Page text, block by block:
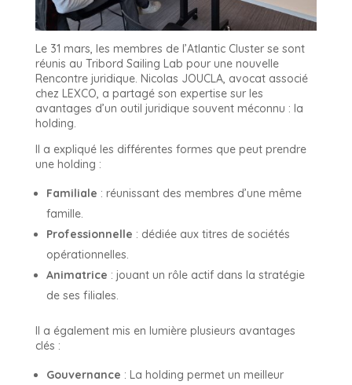
Le 31 mars, les membres de l’Atlantic Cluster se sont
réunis au Tribord Sailing Lab pour une nouvelle
Rencontre juridique. Nicolas JOUCLA, avocat associé
chez LEXCO, a partagé son expertise sur les
avantages d’un outil juridique souvent méconnu : la
holding.
Il a expliqué les différentes formes que peut prendre
une holding :
Familiale : réunissant des membres d’une même
famille.
Professionnelle : dédiée aux titres de sociétés
opérationnelles.
Animatrice : jouant un rôle actif dans la stratégie
de ses filiales.
Il a également mis en lumière plusieurs avantages
clés :
Gouvernance : La holding permet un meilleur